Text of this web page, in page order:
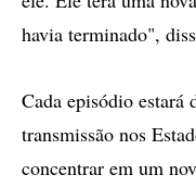
havia terminado",
Cada episódio estará
transmissão nos
concentrar em um